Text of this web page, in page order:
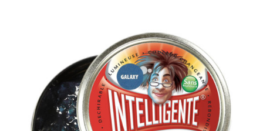
AJOUTER AU PANIER
/